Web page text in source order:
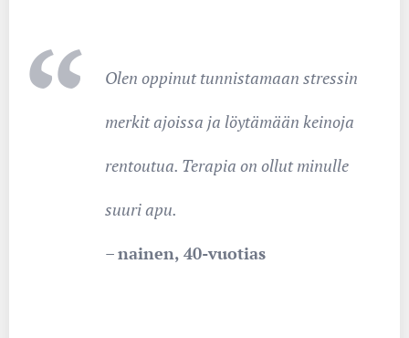
Olen oppinut tunnistamaan stressin
merkit ajoissa ja löytämään keinoja
rentoutua. Terapia on ollut minulle
suuri apu.
–nainen, 40-vuotias